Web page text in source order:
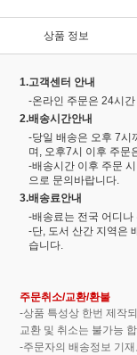
상품 정보
1.고객센터 안내
-온라인 주문은 24시
2.배송시간안내
-당일 배송은 오후 7시
며, 오후7시 이후 주문
-배송시간 이후 주문
으로 문의바랍니다.
3.배송료안내
-배송료는 전국 어디나
-단, 도서 산간 지역은
습니다.
주문취소/교환/환불
-상품 특성상 한번 제작
교환 및 취소는 불가능
-주문자의 배송정보 기